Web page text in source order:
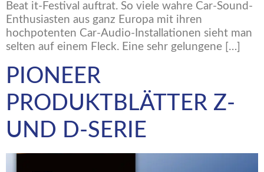
Beat it-Festival auftrat. So viele wahre Car-Sound-
Enthusiasten aus ganz Europa mit ihren
hochpotenten Car-Audio-Installationen sieht man
selten auf einem Fleck. Eine sehr gelungene […]
PIONEER
PRODUKTBLÄTTER Z-
UND D-SERIE